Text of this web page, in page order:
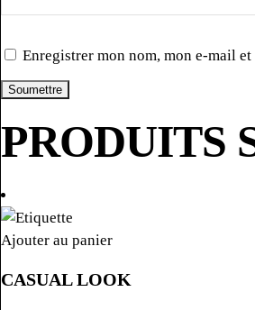
Enregistrer mon nom, mon e-mail
PRODUITS
Ajouter au panier
CASUAL LOOK